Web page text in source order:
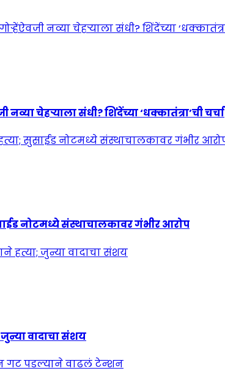
चेहऱ्याला संधी? शिंदेंच्या ‘धक्कातंत्रा’ची चर्चा
नोटमध्ये संस्थाचालकावर गंभीर आरोप
जुन्या वादाचा संशय